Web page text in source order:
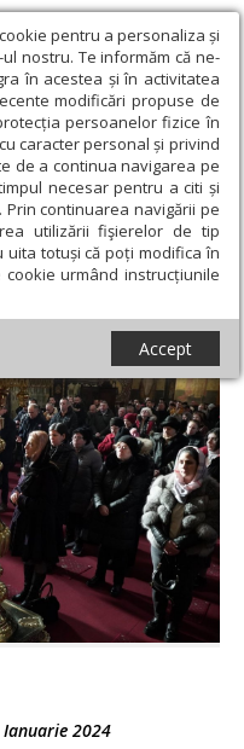
pentru a personaliza și
nostru. Te informăm că ne-
în acestea și în activitatea
modificări propuse de
persoanelor fizice în
caracter personal și privind
de a continua navigarea pe
necesar pentru a citi și
continuarea navigării pe
utilizării fişierelor de tip
uita totuși că poți modifica în
urmând instrucțiunile
Accept
› Știri › Duminica a 32‑a
la Galați
2024